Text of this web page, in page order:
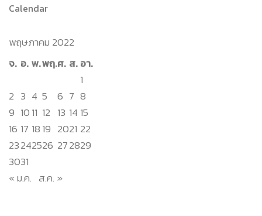
Calendar
พฤษภาคม 2022
จ. อ.พ.พฤ.ศ. ส.อา.
1
2 3 4 5 6 7 8
9 1011 12 13 14 15
16 17 1819 2021 22
23242526 272829
3031
« ม.ค. ส.ค. »